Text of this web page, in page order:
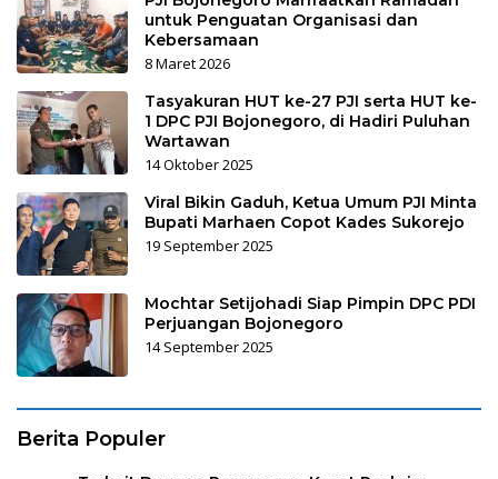
untuk Penguatan Organisasi dan
Kebersamaan
8 Maret 2026
Tasyakuran HUT ke-27 PJI serta HUT ke-
1 DPC PJI Bojonegoro, di Hadiri Puluhan
Wartawan
14 Oktober 2025
Viral Bikin Gaduh, Ketua Umum PJI Minta
Bupati Marhaen Copot Kades Sukorejo
19 September 2025
Mochtar Setijohadi Siap Pimpin DPC PDI
Perjuangan Bojonegoro
14 September 2025
Berita Populer